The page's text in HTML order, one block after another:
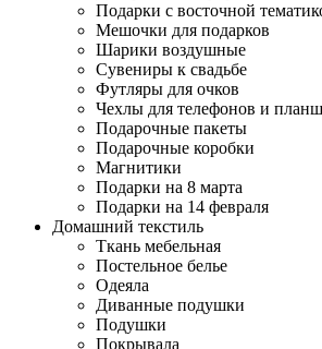
Подарки с восточной
Мешочки для подарков
Шарики воздушные
Сувениры к свадьбе
Футляры для очков
Чехлы для телефонов и
Подарочные пакеты
Подарочные коробки
Магнитики
Подарки на 8 марта
Подарки на 14 февраля
Домашний текстиль
Ткань мебельная
Постельное белье
Одеяла
Диванные подушки
Подушки
Покрывала